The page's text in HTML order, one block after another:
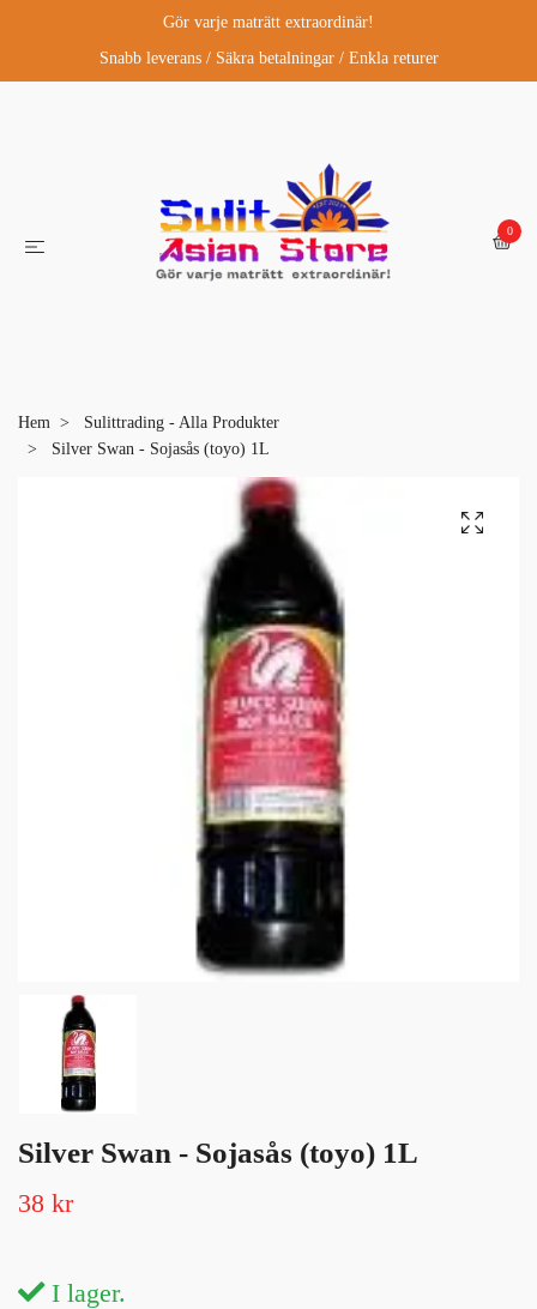
Gör varje maträtt extraordinär!
Snabb leverans / Säkra betalningar / Enkla returer
0
Hem
Sulittrading - Alla Produkter
Silver Swan - Sojasås (toyo) 1L
Silver Swan - Sojasås (toyo) 1L
38 kr
I lager.